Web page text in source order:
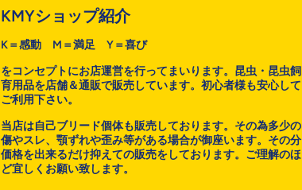
KMYショップ紹介
K＝感動 M＝満足 Y＝喜び
をコンセプトにお店運営を行ってまいります。昆虫・昆虫飼
育用品を店舗＆通販で販売しています。初心者様も安心して
ご利用下さい。
当店は自己ブリード個体も販売しております。その為多少の
傷やスレ、顎ずれや歪み等がある場合が御座います。その分
価格を出来るだけ抑えての販売をしております。ご理解のほ
ど宜しくお願い致します。